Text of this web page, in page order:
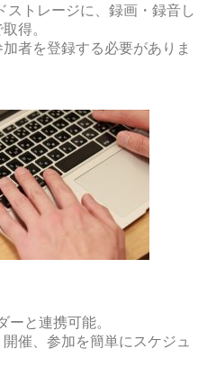
ストレージに、録画・録音し
得。
者を登録する必要がありま
と連携可能。
催、参加を簡単にスケジュ